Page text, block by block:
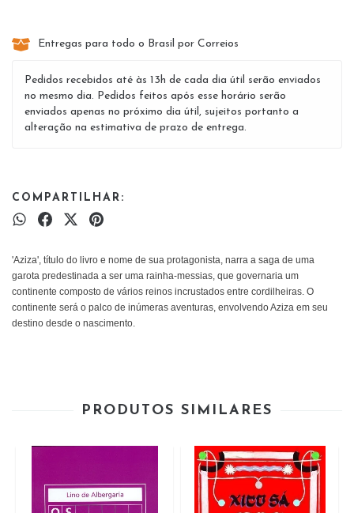
Entregas para todo o Brasil por Correios
Pedidos recebidos até às 13h de cada dia útil serão enviados
no mesmo dia. Pedidos feitos após esse horário serão
enviados apenas no próximo dia útil, sujeitos portanto a
alteração na estimativa de prazo de entrega.
COMPARTILHAR:
'Aziza', título do livro e nome de sua protagonista, narra a saga de uma
garota predestinada a ser uma rainha-messias, que governaria um
continente composto de vários reinos incrustados entre cordilheiras. O
continente será o palco de inúmeras aventuras, envolvendo Aziza em seu
destino desde o nascimento.
PRODUTOS SIMILARES